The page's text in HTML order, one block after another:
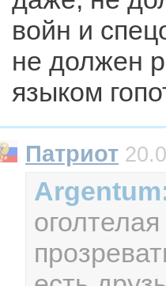
войн и
не должен
языком
Патриот